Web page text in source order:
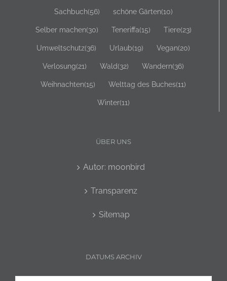
Sachbuch(56) schöne Gärten(10)
Selber machen(30) Teneriffa(15) Tiere(23)
Umweltschutz(36) Urlaub(19) Vegan(20)
Verlosung(21) Wald(32) Wandern(36)
Weihnachten(15) Welttag des Buches(11)
Winter(11)
ÜBER UNS
Autor: moonbird
Transparenz
Sitemap
DATUMS ARCHIV